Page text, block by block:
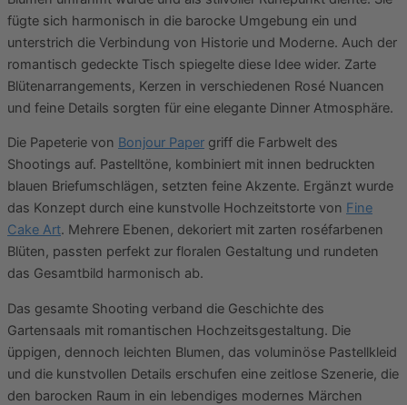
fügte sich harmonisch in die barocke Umgebung ein und
unterstrich die Verbindung von Historie und Moderne. Auch der
romantisch gedeckte Tisch spiegelte diese Idee wider. Zarte
Blütenarrangements, Kerzen in verschiedenen Rosé Nuancen
und feine Details sorgten für eine elegante Dinner Atmosphäre.
Die Papeterie von Bonjour Paper griff die Farbwelt des
Shootings auf. Pastelltöne, kombiniert mit innen bedruckten
blauen Briefumschlägen, setzten feine Akzente. Ergänzt wurde
das Konzept durch eine kunstvolle Hochzeitstorte von Fine
Cake Art. Mehrere Ebenen, dekoriert mit zarten roséfarbenen
Blüten, passten perfekt zur floralen Gestaltung und rundeten
das Gesamtbild harmonisch ab.
Das gesamte Shooting verband die Geschichte des
Gartensaals mit romantischen Hochzeitsgestaltung. Die
üppigen, dennoch leichten Blumen, das voluminöse Pastellkleid
und die kunstvollen Details erschufen eine zeitlose Szenerie, die
den barocken Raum in ein lebendiges modernes Märchen